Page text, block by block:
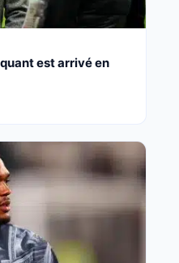
est arrivé en